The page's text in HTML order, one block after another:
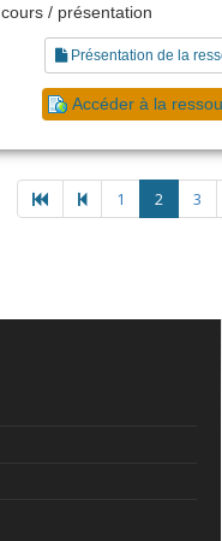
cours / présentation
Présentation de la
Accéder à la
1 2 3